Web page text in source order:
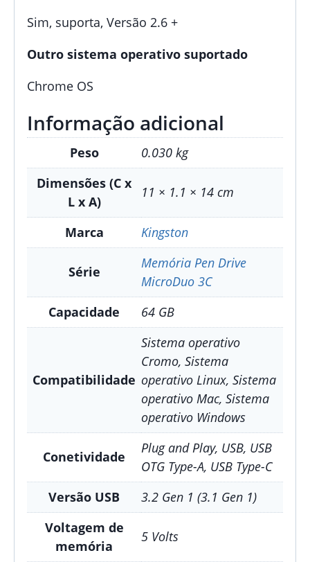
Sim, suporta, Versão 2.6 +
Outro sistema operativo suportado
Chrome OS
Informação adicional
Peso
0.030 kg
Dimensões (C x
L x A)
11 × 1.1 × 14 cm
Marca Kingston
Série
Memória Pen Drive
MicroDuo 3C
Capacidade
64 GB
Compatibilidade
Sistema operativo
Cromo, Sistema
operativo Linux, Sistema
operativo Mac, Sistema
operativo Windows
Conetividade
Plug and Play, USB, USB
OTG Type-A, USB Type-C
Versão USB
3.2 Gen 1 (3.1 Gen 1)
Voltagem de
memória
5 Volts